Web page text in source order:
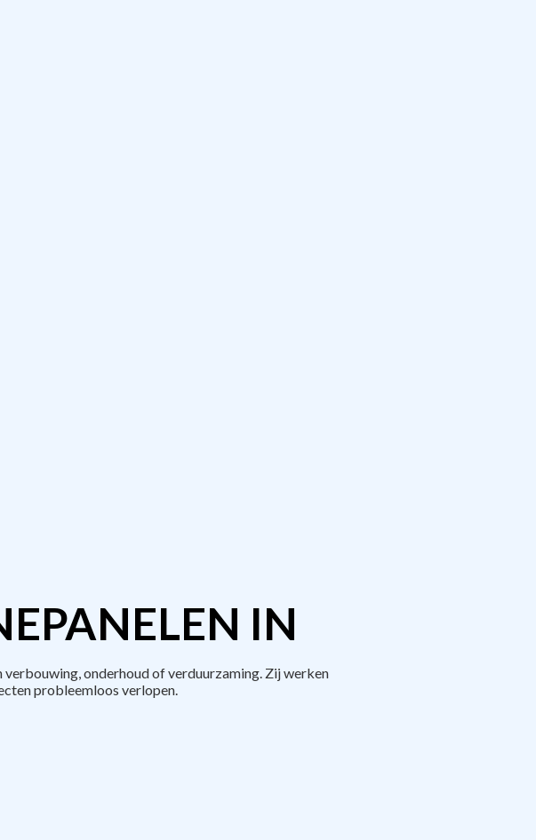
IN
onderhoud of verduurzaming. Zij werken
probleemloos verlopen.